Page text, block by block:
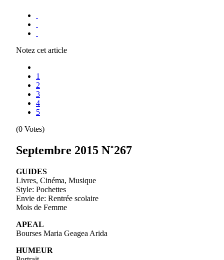
Notez cet article
1
2
3
4
5
(0 Votes)
Septembre 2015 N˚267
GUIDES
Livres, Cinéma, Musique
Style: Pochettes
Envie de: Rentrée scolaire
Mois de Femme
APEAL
Bourses Maria Geagea Arida
HUMEUR